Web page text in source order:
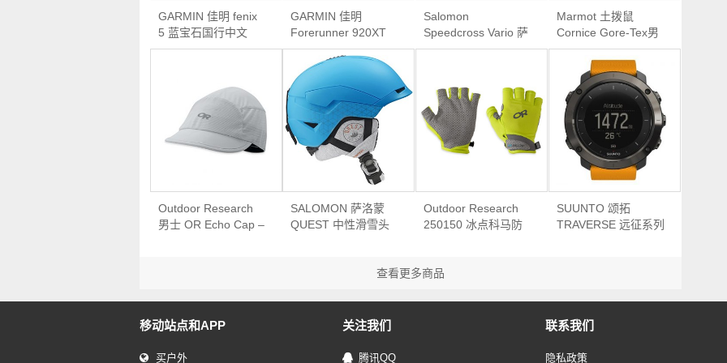
GARMIN 佳明 fenix
5 蓝宝石国行中文
DLC版 户外GPS心率
GARMIN 佳明
Forerunner 920XT
多功能铁人三项运动
腕表
Salomon
Speedcross Vario 萨
洛蒙 男款越野跑鞋
Marmot 土拨鼠
Cornice Gore-Tex男
款防水冲锋衣
Outdoor Research
男士 OR Echo Cap –
SALOMON 萨洛蒙
QUEST 中性滑雪头
Outdoor Research
250150 冰点科马防
SUUNTO 颂拓
TRAVERSE 远征系列
查看更多商品
移动站点和APP
买户外
关注我们
腾讯QQ
联系我们
隐私政策